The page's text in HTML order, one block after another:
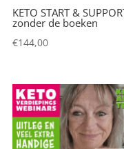
KETO START &
zonder de boeken
€144,00